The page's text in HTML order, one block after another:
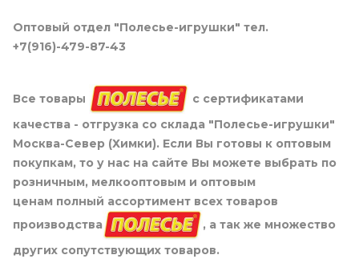
Оптовый отдел "Полесье-игрушки" тел.
+7(916)-479-87-43
Все товары
с сертификатами
качества - отгрузка со склада "Полесье-игрушки"
Москва-Север (Химки). Если Вы готовы к оптовым
покупкам, то у нас на сайте Вы можете выбрать по
розничным, мелкооптовым и оптовым
ценам полный ассортимент всех товаров
производства
, а так же множество
других сопутствующих товаров.